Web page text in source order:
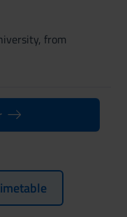
from